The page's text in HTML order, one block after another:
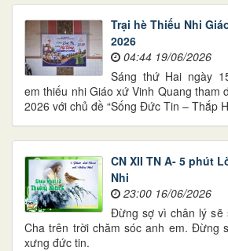
Trại hè Thiếu Nhi
2026
04:44 19/06/2026
Sáng thứ Hai ngày
em thiếu nhi Giáo xứ Vinh Quang tham
2026 với chủ đề “Sống Đức Tin – Thắp
CN XII TN A- 5 phút
Nhi
23:00 16/06/2026
Đừng sợ vì chân lý sẽ
Cha trên trời chăm sóc anh em. Đừng
xưng đức tin.